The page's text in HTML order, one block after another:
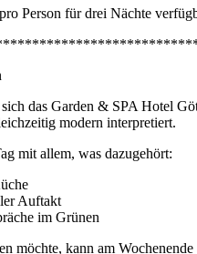
Person für drei Nächte
das Garden & SPA Hotel
modern interpretiert.
mit allem, was dazugehört:
Auftakt
im Grünen
möchte, kann am